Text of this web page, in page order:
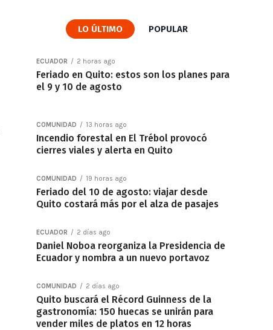
LO ÚLTIMO POPULAR
ECUADOR 2 horas ago
Feriado en Quito: estos son los planes para
el 9 y 10 de agosto
COMUNIDAD 13 horas ago
Incendio forestal en El Trébol provocó
cierres viales y alerta en Quito
COMUNIDAD 19 horas ago
Feriado del 10 de agosto: viajar desde
Quito costará más por el alza de pasajes
ECUADOR 2 días ago
Daniel Noboa reorganiza la Presidencia de
Ecuador y nombra a un nuevo portavoz
COMUNIDAD 2 días ago
Quito buscará el Récord Guinness de la
gastronomía: 150 huecas se unirán para
vender miles de platos en 12 horas